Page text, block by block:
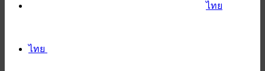
ไทย
ไทย